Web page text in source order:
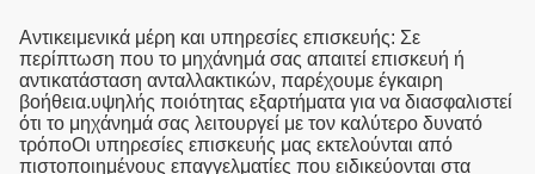
Αντικειμενικά μέρη και υπηρεσίες επισκευής: Σε
περίπτωση που το μηχάνημά σας απαιτεί επισκευή ή
αντικατάσταση ανταλλακτικών, παρέχουμε έγκαιρη
βοήθεια.υψηλής ποιότητας εξαρτήματα για να διασφαλιστεί
ότι το μηχάνημά σας λειτουργεί με τον καλύτερο δυνατό
τρόποΟι υπηρεσίες επισκευής μας εκτελούνται από
πιστοποιημένους επαγγελματίες που ειδικεύονται στα